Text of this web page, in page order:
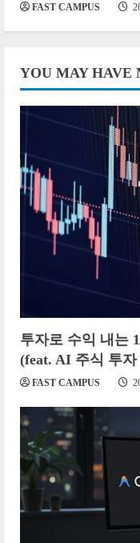
FAST CAMPUS
YOU MAY HAVE
투자로 수익 내는
(feat. AI 주식 투
FAST CAMPUS